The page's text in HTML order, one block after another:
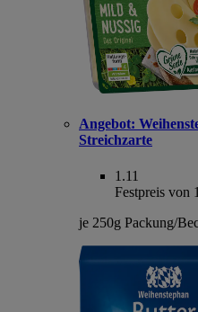
Angebot:
Streichzarte
1.11
Festpreis von
je 250g Packung/